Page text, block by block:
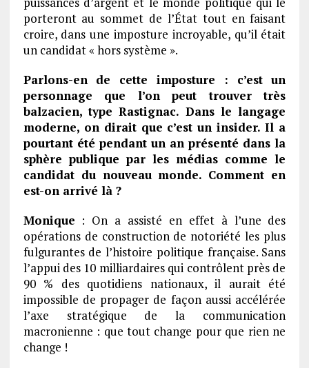
porteront au sommet de l’État tout en faisant
croire, dans une imposture incroyable, qu’il était
un candidat « hors système ».
Parlons-en de cette imposture : c’est un
personnage que l’on peut trouver très
balzacien, type Rastignac. Dans le langage
moderne, on dirait que c’est un insider. Il a
pourtant été pendant un an présenté dans la
sphère publique par les médias comme le
candidat du nouveau monde. Comment en
est-on arrivé là ?
Monique : On a assisté en effet à l’une des
opérations de construction de notoriété les plus
fulgurantes de l’histoire politique française. Sans
l’appui des 10 milliardaires qui contrôlent près de
90 % des quotidiens nationaux, il aurait été
impossible de propager de façon aussi accélérée
l’axe stratégique de la communication
macronienne : que tout change pour que rien ne
change !